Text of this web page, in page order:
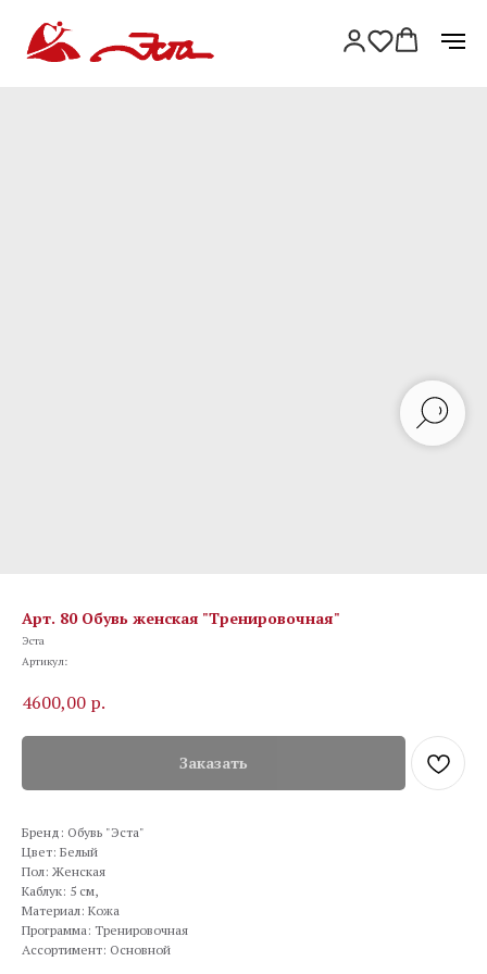
Арт. 80 Обувь женская "Тренировочная"
Эста
Артикул:
4600,00 р.
Заказать
Бренд: Обувь "Эста"
Цвет: Белый
Пол: Женская
Каблук: 5 см,
Материал: Кожа
Программа: Тренировочная
Ассортимент: Основной